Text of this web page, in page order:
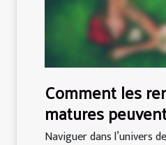
Comment les
matures
l'expérience
Naviguer dans l’univers